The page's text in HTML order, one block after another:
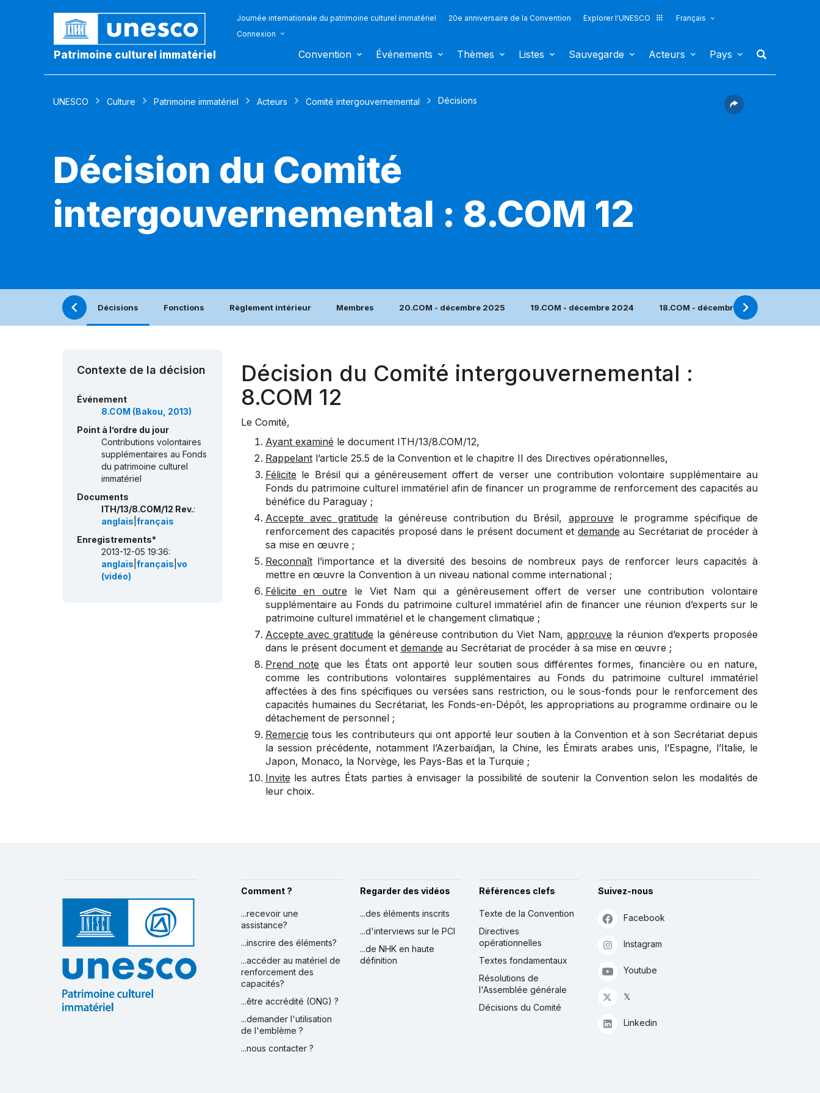
Patrimoine culturel immatériel
Journée internationale du patrimoine culturel immatériel 20e anniversaire de la Convention Explorer l'UNESCO
Français
Connexion
Convention Événements Thèmes Listes Sauvegarde Acteurs Pays
UNESCO Culture Patrimoine immatériel Acteurs Comité intergouvernemental Décisions
Décision du Comité
intergouvernemental : 8.COM 12
Décisions Fonctions Règlement intérieur Membres 20.COM - décembre 2025 19.COM - décembre 2024 18.COM - décembre 2023
Contexte de la décision
Événement
8.COM (Bakou, 2013)
Point à l’ordre du jour
Contributions volontaires
supplémentaires au Fonds
du patrimoine culturel
immatériel
Documents
ITH/13/8.COM/12 Rev.:
anglais français
Enregistrements*
2013-12-05 19:36:
anglais français vo
(vidéo)
Décision du Comité intergouvernemental :
8.COM 12
Le Comité,
Ayant examiné le document ITH/13/8.COM/12,
Rappelantl’article 25.5 de la Convention et le chapitre II des Directives opérationnelles,
Félicite le Brésil qui a généreusement offert de verser une contribution volontaire supplémentaire au
Fonds du patrimoine culturel immatériel afin de financer un programme de renforcement des capacités au
bénéfice du Paraguay ;
Accepte avec gratitude la généreuse contribution du Brésil, approuve le programme spécifique de
renforcement des capacités proposé dans le présent document et demande au Secrétariat de procéder à
sa mise en œuvre ;
Reconnaîtl’importance et la diversité des besoins de nombreux pays de renforcer leurs capacités à
mettre en œuvre la Convention à un niveau national comme international ;
Félicite en outre le Viet Nam qui a généreusement offert de verser une contribution volontaire
supplémentaire au Fonds du patrimoine culturel immatériel afin de financer une réunion d’experts sur le
patrimoine culturel immatériel et le changement climatique ;
Accepte avec gratitude la généreuse contribution du Viet Nam, approuve la réunion d’experts proposée
dans le présent document et demande au Secrétariat de procéder à sa mise en œuvre ;
Prend note que les États ont apporté leur soutien sous différentes formes, financière ou en nature,
comme les contributions volontaires supplémentaires au Fonds du patrimoine culturel immatériel
affectées à des fins spécifiques ou versées sans restriction, ou le sous-fonds pour le renforcement des
capacités humaines du Secrétariat, les Fonds-en-Dépôt, les appropriations au programme ordinaire ou le
détachement de personnel ;
Remercie tous les contributeurs qui ont apporté leur soutien à la Convention et à son Secrétariat depuis
la session précédente, notamment l’Azerbaïdjan, la Chine, les Émirats arabes unis, l’Espagne, l’Italie, le
Japon, Monaco, la Norvège, les Pays-Bas et la Turquie ;
Invite les autres États parties à envisager la possibilité de soutenir la Convention selon les modalités de
leur choix.
Comment ?
...recevoir une
assistance?
...inscrire des éléments?
...accéder au matériel de
renforcement des
capacités?
...être accrédité (ONG) ?
...demander l'utilisation
de l'emblème ?
...nous contacter ?
Regarder des vidéos
...des éléments inscrits
...d'interviews sur le PCI
...de NHK en haute
définition
Références clefs
Texte de la Convention
Directives
opérationnelles
Textes fondamentaux
Résolutions de
l'Assemblée générale
Décisions du Comité
Suivez-nous
Facebook
Instagram
Youtube
𝕏
Linkedin